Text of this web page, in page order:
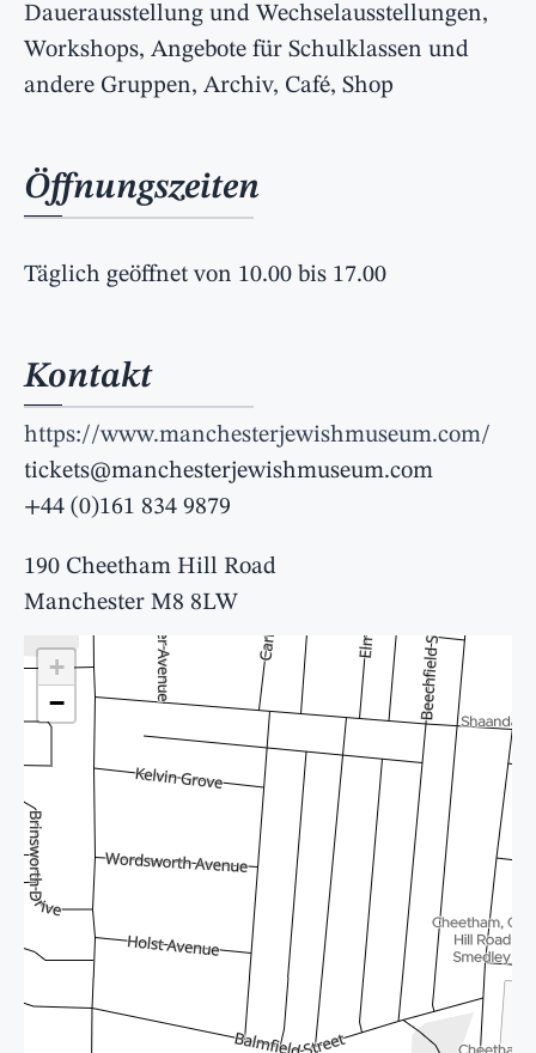
Dauerausstellung und Wechselausstellungen,
Workshops, Angebote für Schulklassen und
andere Gruppen, Archiv, Café, Shop
Öffnungszeiten
Täglich geöffnet von 10.00 bis 17.00
Kontakt
https://www.manchesterjewishmuseum.com/
tickets@manchesterjewishmuseum.com
+44 (0)161 834 9879
190 Cheetham Hill Road
Manchester M8 8LW
+
−